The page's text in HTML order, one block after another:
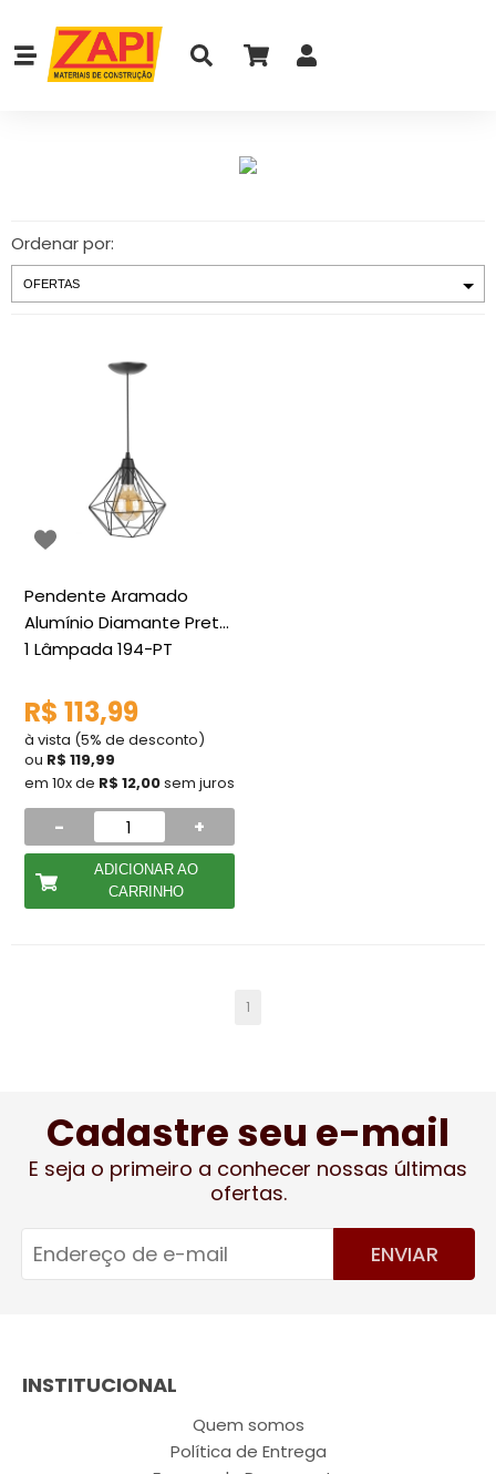
Ordenar por:
Pendente Aramado
Alumínio Diamante Preto
1 Lâmpada 194-PT
R$ 113,99
à vista (5% de desconto)
ou R$ 119,99
em 10x de R$ 12,00sem juros
- +
ADICIONAR AO
CARRINHO
1
Cadastre seu e-mail
E seja o primeiro a conhecer nossas últimas
ofertas.
ENVIAR
INSTITUCIONAL
Quem somos
Política de Entrega